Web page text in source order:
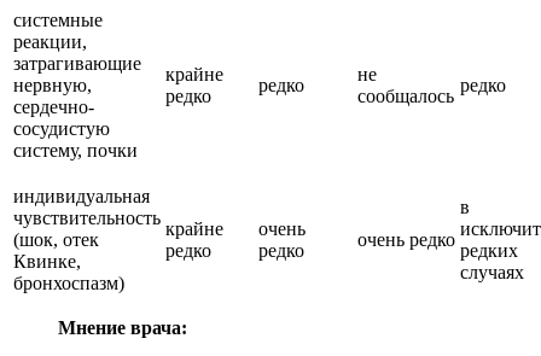
системные
реакции,
затрагивающие
нервную,
сердечно-
сосудистую
систему, почки
крайне
редко
редко
не
сообщалось
редко
индивидуальная
чувствительность
(шок, отек
Квинке,
бронхоспазм)
крайне
редко
очень
редко
очень редко
в
редких
случаях
Мнение врача: